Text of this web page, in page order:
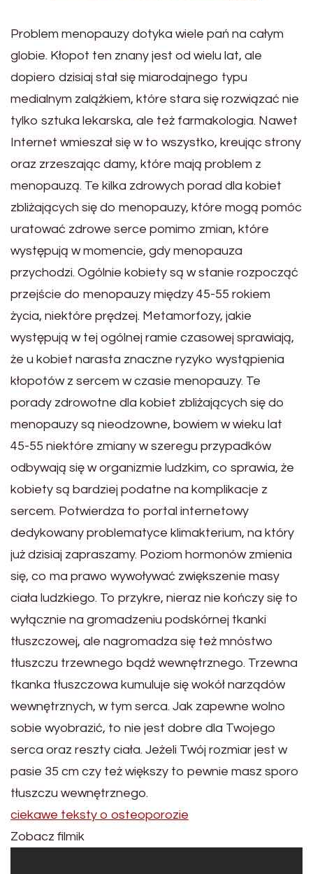
Problem menopauzy dotyka wiele pań na całym
globie. Kłopot ten znany jest od wielu lat, ale
dopiero dzisiaj stał się miarodajnego typu
medialnym zalążkiem, które stara się rozwiązać nie
tylko sztuka lekarska, ale też farmakologia. Nawet
Internet wmieszał się w to wszystko, kreując strony
oraz zrzeszając damy, które mają problem z
menopauzą. Te kilka zdrowych porad dla kobiet
zbliżających się do menopauzy, które mogą pomóc
uratować zdrowe serce pomimo zmian, które
występują w momencie, gdy menopauza
przychodzi. Ogólnie kobiety są w stanie rozpocząć
przejście do menopauzy między 45-55 rokiem
życia, niektóre prędzej. Metamorfozy, jakie
występują w tej ogólnej ramie czasowej sprawiają,
że u kobiet narasta znaczne ryzyko wystąpienia
kłopotów z sercem w czasie menopauzy. Te
porady zdrowotne dla kobiet zbliżających się do
menopauzy są nieodzowne, bowiem w wieku lat
45-55 niektóre zmiany w szeregu przypadków
odbywają się w organizmie ludzkim, co sprawia, że
kobiety są bardziej podatne na komplikacje z
sercem. Potwierdza to portal internetowy
dedykowany problematyce klimakterium, na który
już dzisiaj zapraszamy. Poziom hormonów zmienia
się, co ma prawo wywoływać zwiększenie masy
ciała ludzkiego. To przykre, nieraz nie kończy się to
wyłącznie na gromadzeniu podskórnej tkanki
tłuszczowej, ale nagromadza się też mnóstwo
tłuszczu trzewnego bądź wewnętrznego. Trzewna
tkanka tłuszczowa kumuluje się wokół narządów
wewnętrznych, w tym serca. Jak zapewne wolno
sobie wyobrazić, to nie jest dobre dla Twojego
serca oraz reszty ciała. Jeżeli Twój rozmiar jest w
pasie 35 cm czy też większy to pewnie masz sporo
tłuszczu wewnętrznego.
ciekawe teksty o osteoporozie
Zobacz filmik